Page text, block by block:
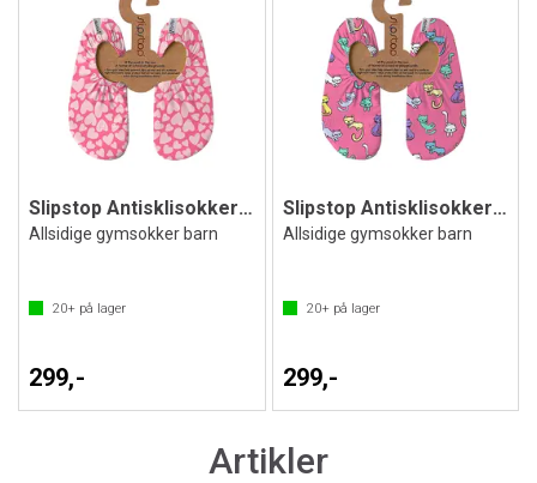
Slipstop Antisklisokker Cherish Jr
Allsidige gymsokker barn
20+ på lager
299,-
Slipstop Antisklisokker Kitties
Allsidige gymsokker barn
20+på lager
299,-
Artikler